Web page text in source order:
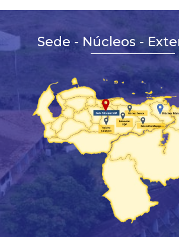
Sede - Núcleos -